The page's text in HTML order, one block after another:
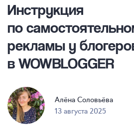
Инструкция
по
рекламы у
в WOWBLOGGER
Алёна Соловьёва
13 августа 2025